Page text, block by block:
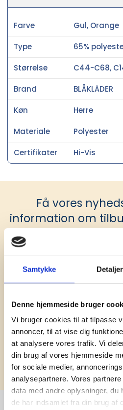
Samtykke Detaljer
Denne hjemmeside bruger
Vi bruger cookies til at tilpasse
annoncer, til at vise dig
at analysere vores trafik. Vi
din brug af vores hjemmeside
for sociale medier,
analysepartnere. Vores
data med andre oplysninger, du
de har indsamlet fra din brug af
Farve Gul, Orange
Type 65%
Størrelse C44-C68,
Brand BLÅKLÄDER
Køn Herre
Materiale Polyester
Certifikater Hi-Vis
Få vores
information om
andet
Kæmpe udvalg i klassiske
til din virksomhed. Vi kan det
har ydet god
Tilmeld